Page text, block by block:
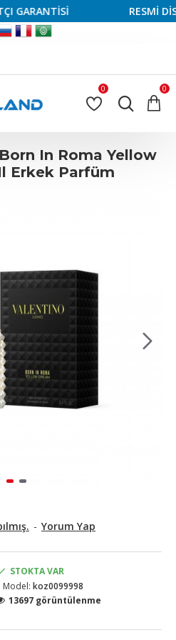
RESMİ
0 0
In Roma Yellow
Erkek Parfüm
- Yorum Yap
STOKTA VAR
Model: koz0099998
13697 görüntülenme